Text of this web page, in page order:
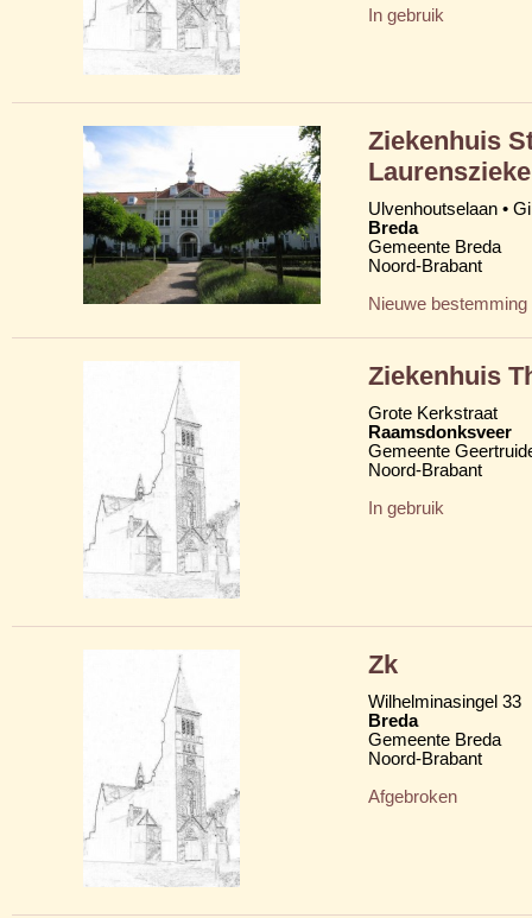
In gebruik
Ziekenhuis
Ulvenhoutselaan •
Breda
Gemeente Breda
Noord-Brabant
Nieuwe bestemming
Ziekenhuis
Grote Kerkstraat
Raamsdonksveer
Gemeente
Noord-Brabant
In gebruik
Zk
Wilhelminasingel 33
Breda
Gemeente Breda
Noord-Brabant
Afgebroken